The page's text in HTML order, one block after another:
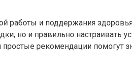
работы и поддержания
но и правильно настраивать
рекомендации помогут